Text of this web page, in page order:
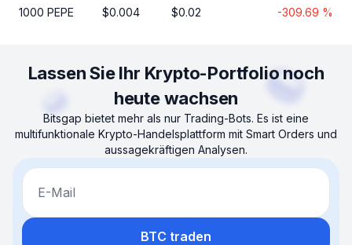
1000 PEPE $0.004 $0.02 -309.69 %
Lassen Sie Ihr Krypto-Portfolio noch
heute wachsen
Bitsgap bietet mehr als nur Trading-Bots. Es ist eine
multifunktionale Krypto-Handelsplattform mit Smart Orders und
aussagekräftigen Analysen.
E-Mail
BTC traden